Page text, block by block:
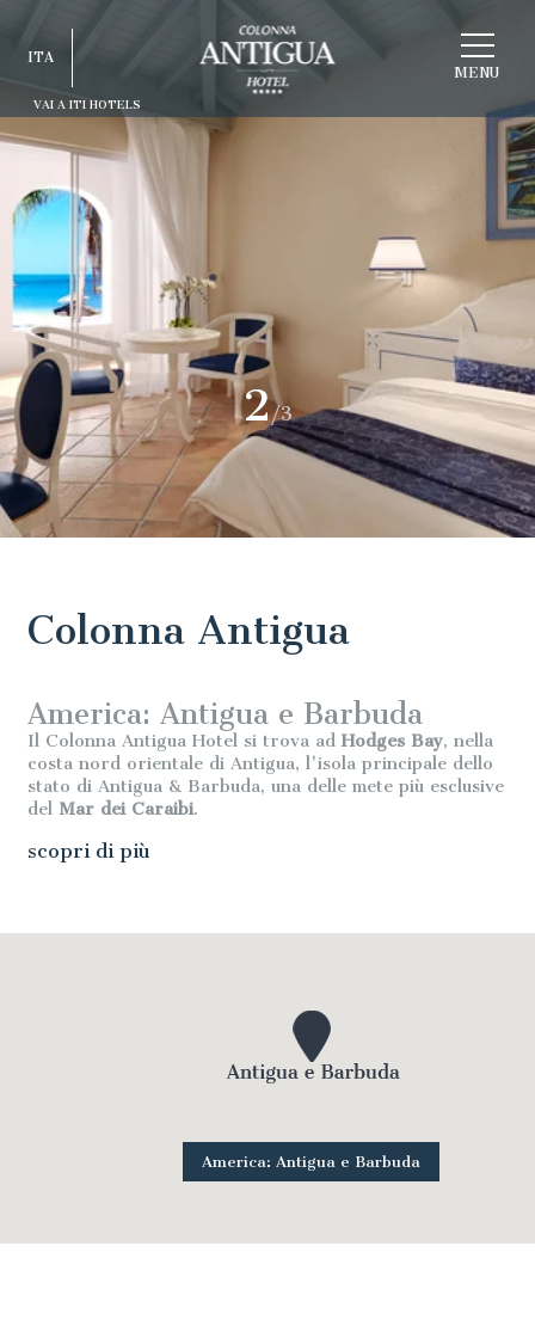
MENU
VAI A ITI HOTELS
ITA
ITA
ENG
DEU
ESP
3/3
Colonna Antigua
America: Antigua e Barbuda
Il Colonna Antigua Hotel si trova ad Hodges Bay, nella
costa nord orientale di Antigua, l'isola principale dello
stato di Antigua & Barbuda, una delle mete più esclusive
del Mar dei Caraibi.
scopri di più
America: Antigua e Barbuda